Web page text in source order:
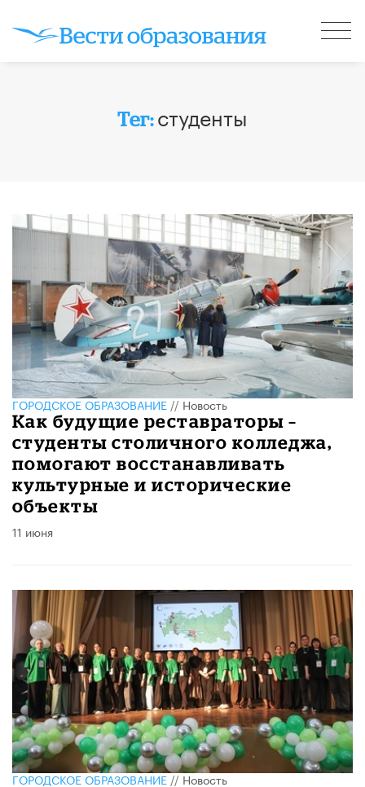
Тег:студенты
ГОРОДСКОЕ ОБРАЗОВАНИЕ//Новость
​Как будущие реставраторы –
студенты столичного колледжа,
помогают восстанавливать
культурные и исторические
объекты
11 июня
ГОРОДСКОЕ ОБРАЗОВАНИЕ//Новость